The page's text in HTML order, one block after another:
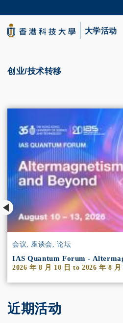
to
main
content
生活@科大
大学活动
创业/技术转移
会议, 座谈会, 论坛
IAS Quantum Forum -
2026 年 8 月 10 日 to2026 年 8 月
近期活动